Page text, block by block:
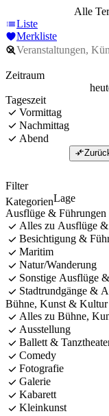
Alle
Liste
Merkliste
Zeitraum
Tageszeit
Vormittag
Nachmittag
Abend
Filter
KategorienLage
Ausflüge & Führungen
Alles zu Ausflüge
Besichtigung &
Maritim
Natur/Wanderung
Sonstige Ausflüge
Stadtrundgänge &
Bühne, Kunst & Kultur
Alles zu Bühne,
Ausstellung
Ballett &
Comedy
Fotografie
Galerie
Kabarett
Kleinkunst